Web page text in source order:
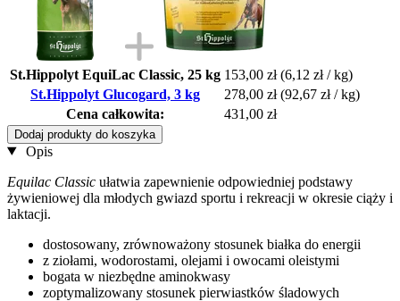
St.Hippolyt EquiLac Classic, 25 kg 153,00 zł (6,12 zł / kg)
St.Hippolyt Glucogard, 3 kg
278,00 zł (92,67 zł / kg)
Cena całkowita:
431,00 zł
Dodaj produkty do koszyka
Opis
Equilac Classic ułatwia zapewnienie odpowiedniej podstawy
żywieniowej dla młodych gwiazd sportu i rekreacji w okresie ciąży i
laktacji.
dostosowany, zrównoważony stosunek białka do energii
z ziołami, wodorostami, olejami i owocami oleistymi
bogata w niezbędne aminokwasy
zoptymalizowany stosunek pierwiastków śladowych